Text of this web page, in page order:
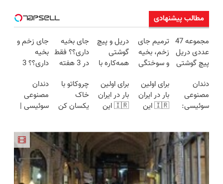
مطالب پیشنهادی
مجموعه 47
عددی دریل
پیچ گوشتی
(تخفیف به
مدت
محدود)
ترمیم جای
زخم، بخیه
و سوختگی
هفته!!😍
دریل و پیچ
گوشتی
همه‌کاره با
هوشمند ⚙️
(نصف
قیمت بازار
جای بخیه
داری؟؟ فقط
در 3 هفته
کن!😍
جای زخم و
بخیه
داری؟؟ 3
محوش کن!
دندان
مصنوعی
سوئیسی:
اروپا، سبک
و مقاوم |
پرداخت
قسطی
برای اولین
بار در ایران
🇮🇷 این
23 روزه
ساخت!
برای اولین
بار در ایران
🇮🇷 این
23 روزه
ساخت!
چروکاتو با
خاک
یکسان کن
صرفه)
دندان
مصنوعی
سوئیسی |
طبیعی!
ویزیت
رایگان+پرداخت
اقساطی😍